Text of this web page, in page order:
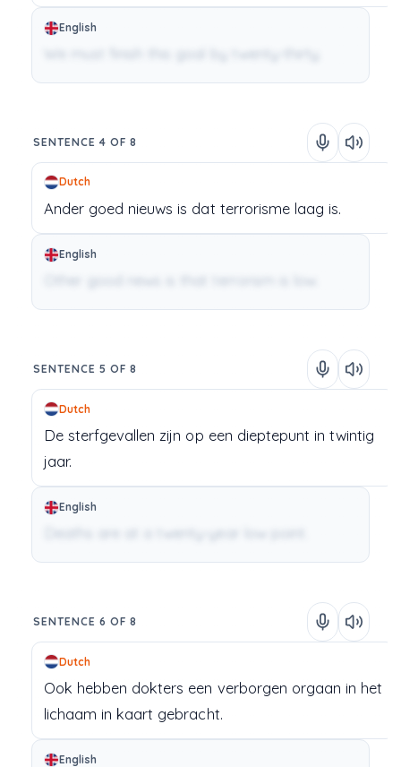
English
SENTENCE 4 OF 8
Dutch
Ander goed nieuws is dat terrorisme laag is.
English
Other good news is that terrorism is low.
SENTENCE 5 OF 8
Dutch
De sterfgevallen zijn op een dieptepunt in twintig
jaar.
English
Deaths are at a twenty-year low point.
SENTENCE 6 OF 8
Dutch
Ook hebben dokters een verborgen orgaan in het
lichaam in kaart gebracht.
English